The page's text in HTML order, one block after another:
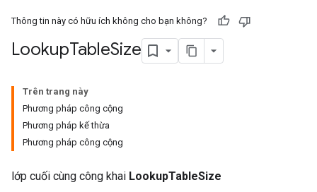
Thông tin này có hữu ích không cho bạn không?
LookupTableSize
Trên trang này
Phương pháp công cộng
Phương pháp kế thừa
Phương pháp công cộng
lớp cuối cùng công khai LookupTableSize